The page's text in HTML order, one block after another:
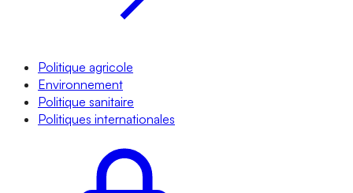
Politique agricole
Environnement
Politique sanitaire
Politiques internationales